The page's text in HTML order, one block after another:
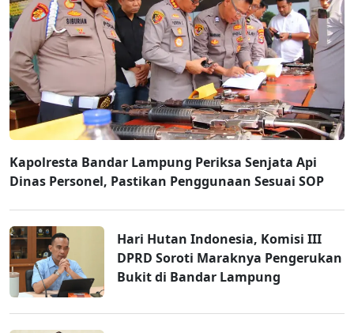
Kapolresta Bandar Lampung Periksa Senjata Api
Dinas Personel, Pastikan Penggunaan Sesuai SOP
Hari Hutan Indonesia, Komisi III
DPRD Soroti Maraknya Pengerukan
Bukit di Bandar Lampung